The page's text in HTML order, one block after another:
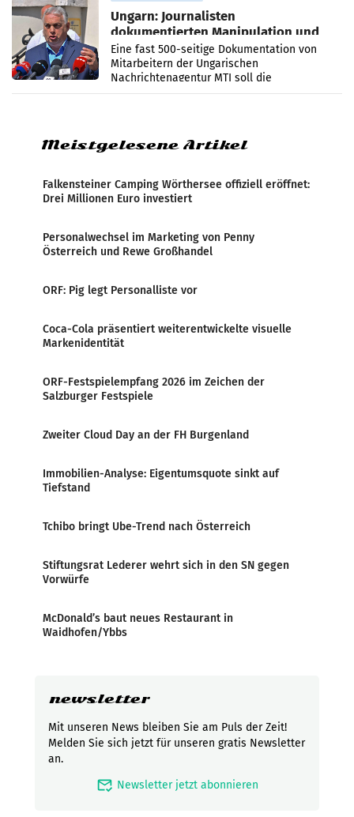
Ungarn: Journalisten
dokumentierten Manipulation und
Zensur
Eine fast 500-seitige Dokumentation von
Mitarbeitern der Ungarischen
Nachrichtenagentur MTI soll die
systematische Nachrichten-Manipulation und
Meistgelesene Artikel
Falkensteiner Camping Wörthersee offiziell eröffnet:
Drei Millionen Euro investiert
Personalwechsel im Marketing von Penny
Österreich und Rewe Großhandel
ORF: Pig legt Personalliste vor
Coca-Cola präsentiert weiterentwickelte visuelle
Markenidentität
ORF-Festspielempfang 2026 im Zeichen der
Salzburger Festspiele
Zweiter Cloud Day an der FH Burgenland
Immobilien-Analyse: Eigentumsquote sinkt auf
Tiefstand
Tchibo bringt Ube-Trend nach Österreich
Stiftungsrat Lederer wehrt sich in den SN gegen
Vorwürfe
McDonald’s baut neues Restaurant in
Waidhofen/Ybbs
newsletter
Mit unseren News bleiben Sie am Puls der Zeit!
Melden Sie sich jetzt für unseren gratis Newsletter
an.
mark_email_read Newsletter jetzt abonnieren